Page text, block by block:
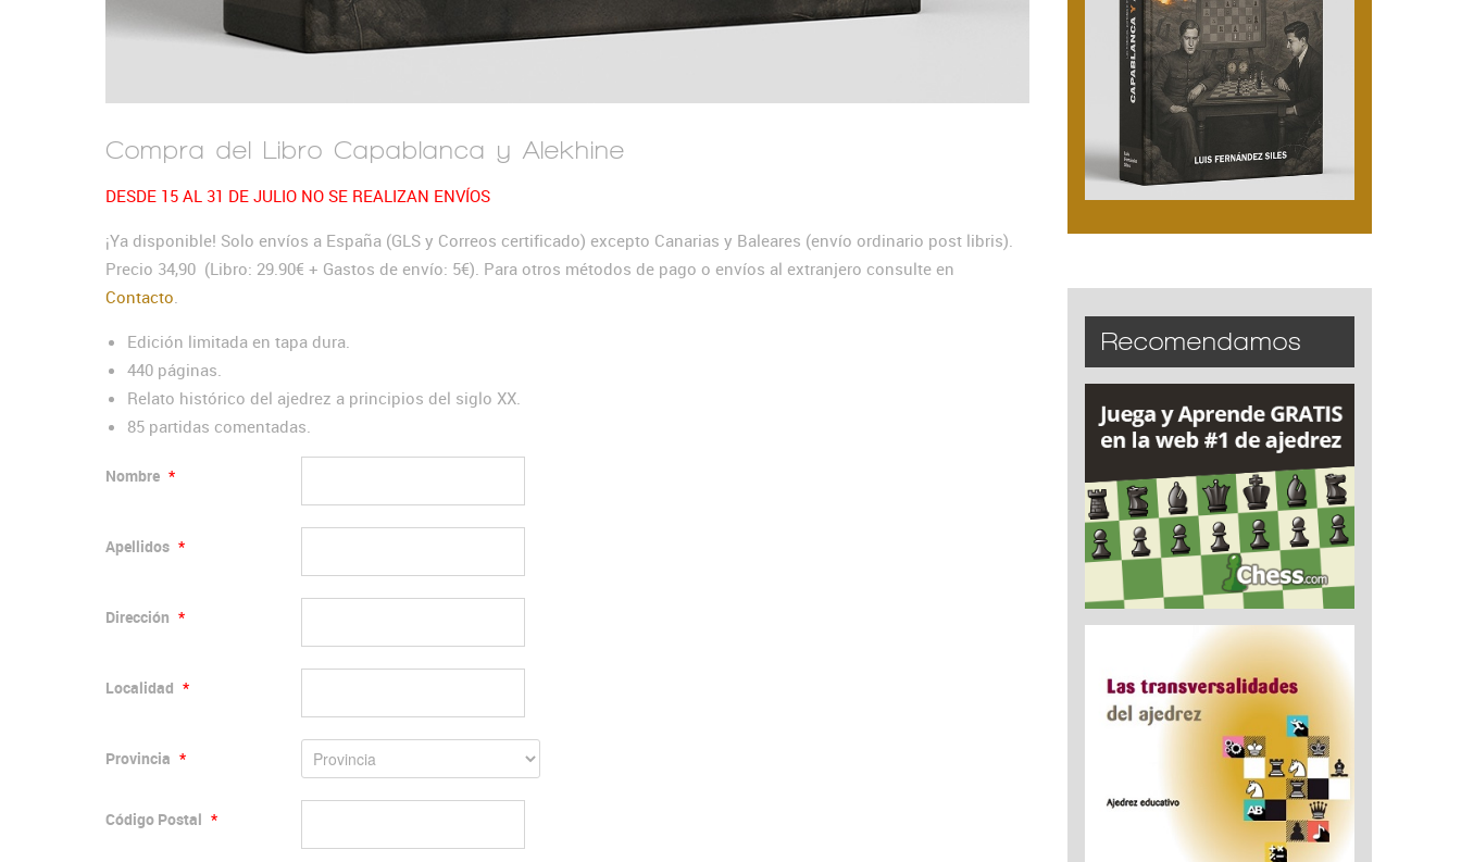
Compra del Libro Capablanca y Alekhine
DESDE 15 AL 31 DE JULIO NO SE REALIZAN ENVÍOS
¡Ya disponible! Solo envíos a España (GLS y Correos certificado) excepto Canarias y Baleares (envío ordinario post libris).
Precio 34,90 (Libro: 29.90€ + Gastos de envío: 5€). Para otros métodos de pago o envíos al extranjero consulte en
Contacto.
Edición limitada en tapa dura.
440 páginas.
Relato histórico del ajedrez a principios del siglo XX.
85 partidas comentadas.
Nombre *
Apellidos *
Dirección *
Localidad *
Provincia *
Código Postal *
Recomendamos